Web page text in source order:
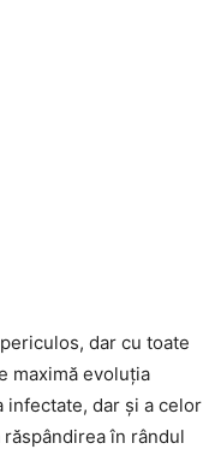
dar cu toate
maximă evoluția
dar și a celor
în rândul